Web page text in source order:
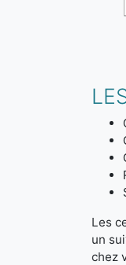
Les
un
chez